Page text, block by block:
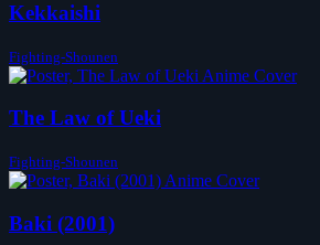
Kekkaishi
Fighting-Shounen
The Law of Ueki
Fighting-Shounen
Baki (2001)